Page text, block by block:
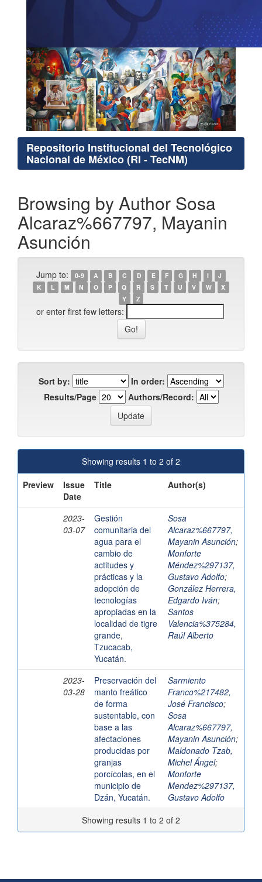
Repositorio Institucional del Tecnológico
Nacional de México (RI - TecNM)
Browsing by Author Sosa
Alcaraz%667797, Mayanin
Asunción
Jump to: 0-9 A B C D E F G H I
J
K
L M N O P Q R S T U V W
X
Y
Z
or enter first few letters:
Sort by:
In order:
Results/Page
Authors/Record:
Showing results 1 to 2 of 2
Preview
Issue
Date
Title Author(s)
2023-
03-07
Gestión
comunitaria del
agua para el
cambio de
actitudes y
prácticas y la
adopción de
tecnologías
apropiadas en la
localidad de tigre
grande,
Tzucacab,
Yucatán.
Sosa
Alcaraz%667797,
Mayanin Asunción;
Monforte
Méndez%297137,
Gustavo Adolfo;
González Herrera,
Edgardo Iván;
Santos
Valencia%375284,
Raúl Alberto
2023-
03-28
Preservación del
manto freático
de forma
sustentable, con
base a las
afectaciones
producidas por
granjas
porcícolas, en el
municipio de
Dzán, Yucatán.
Sarmiento
Franco%217482,
José Francisco;
Sosa
Alcaraz%667797,
Mayanin Asunción;
Maldonado Tzab,
Michel Ángel;
Monforte
Mendez%297137,
Gustavo Adolfo
Showing results 1 to 2 of 2